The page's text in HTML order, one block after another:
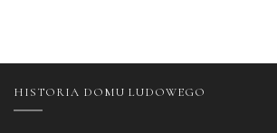
HISTORIA DOMU LUDOWEGO